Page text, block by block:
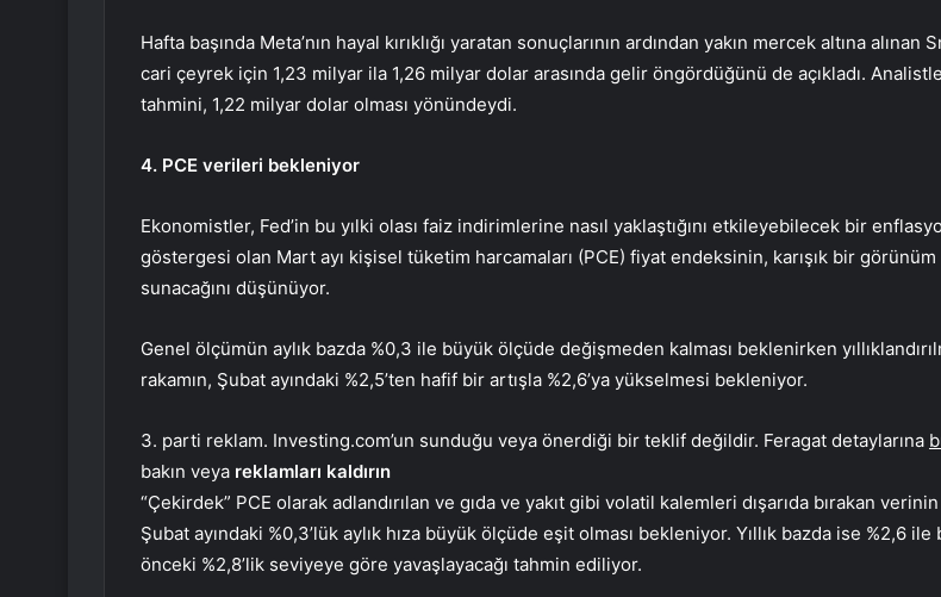
Hafta başında Meta’nın hayal kırıklığı yaratan sonuçlarının ardından yakın mercek altına alınan
cari çeyrek için 1,23 milyar ila 1,26 milyar dolar arasında gelir öngördüğünü de açıkladı.
tahmini, 1,22 milyar dolar olması yönündeydi.
4. PCE verileri bekleniyor
Ekonomistler, Fed’in bu yılki olası faiz indirimlerine nasıl yaklaştığını etkileyebilecek bir
göstergesi olan Mart ayı kişisel tüketim harcamaları (PCE) fiyat endeksinin, karışık bir görünüm
sunacağını düşünüyor.
Genel ölçümün aylık bazda %0,3 ile büyük ölçüde değişmeden kalması beklenirken
rakamın, Şubat ayındaki %2,5’ten hafif bir artışla %2,6’ya yükselmesi bekleniyor.
3. parti reklam. Investing.com’un sunduğu veya önerdiği bir teklif değildir. Feragat detaylarına
bakın veya reklamları kaldırın
“Çekirdek” PCE olarak adlandırılan ve gıda ve yakıt gibi volatil kalemleri dışarıda bırakan
Şubat ayındaki %0,3’lük aylık hıza büyük ölçüde eşit olması bekleniyor. Yıllık bazda ise %2,6 ile
önceki %2,8’lik seviyeye göre yavaşlayacağı tahmin ediliyor.